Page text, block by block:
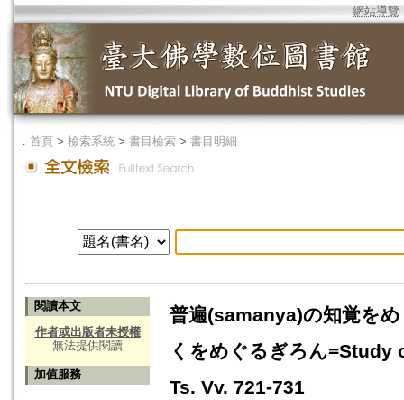
網站導覽
． 首頁 > 檢索系統 > 書目檢索 > 書目明細
閱讀本文
作者或出版者未授權
無法提供閱讀
加值服務
普遍(samanya)の知覚を
くをめぐるぎろん
Ts. Vv. 721-731